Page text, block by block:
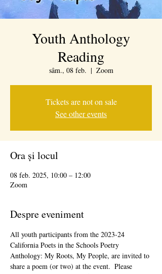
Youth Anthology
Reading
sâm., 08 feb.
  |
Zoom
Tickets are not on sale
See other events
Ora și locul
08 feb. 2025, 10:00 – 12:00
Zoom
Despre eveniment
All youth participants from the 2023-24
California Poets in the Schools Poetry
Anthology: My Roots, My People, are invited to
share a poem (or two) at the event.  Please